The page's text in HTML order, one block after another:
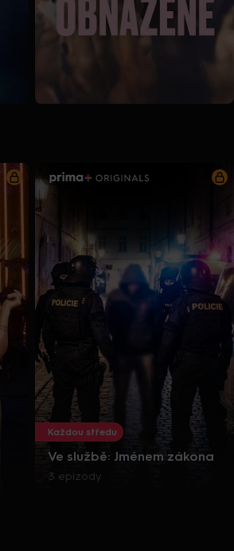
Každou středu
Ve službě: Jménem zákona
3 epizody